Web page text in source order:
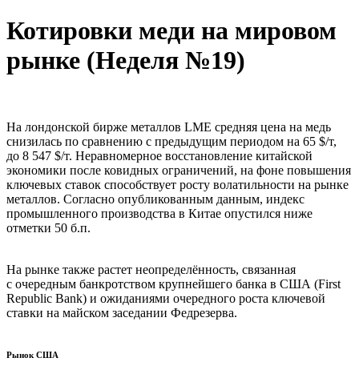
Котировки меди на мировом
рынке (Неделя №19)
На лондонской бирже металлов LME средняя цена на медь
снизилась по сравнению с предыдущим периодом на 65 $/т,
до 8 547 $/т. Неравномерное восстановление китайской
экономики после ковидных ограничений, на фоне повышения
ключевых ставок способствует росту волатильности на рынке
металлов. Согласно опубликованным данным, индекс
промышленного производства в Китае опустился ниже
отметки 50 б.п.
На рынке также растет неопределённость, связанная
с очередным банкротством крупнейшего банка в США (First
Republic Bank) и ожиданиями очередного роста ключевой
ставки на майском заседании Федрезерва.
Рынок США